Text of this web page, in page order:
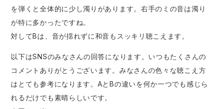
を弾くと全体的に少し濁りがあります。右手のミの音は濁り
が特に多かったですね。
対してBは、音が揺れずに和音もスッキリ聴こえます。
以下はSNSのみなさんの回答になります。いつもたくさんの
コメントありがとうございます。みなさんの色々な聴こえ方
はとても参考になります。AとBの違いを何か一つでも感じら
れるだけでも素晴らしいです。